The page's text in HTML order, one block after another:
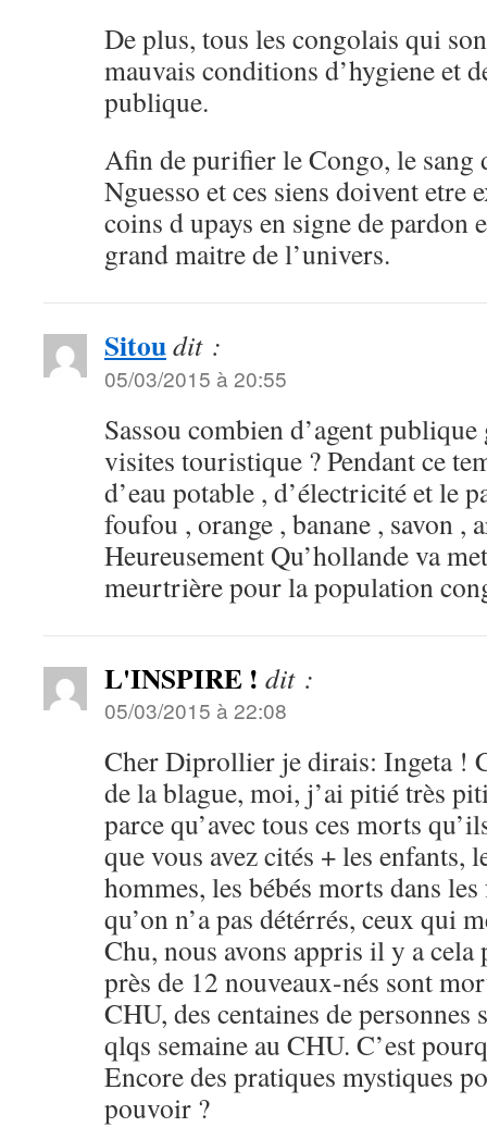
De plus, tous les congolais qui
mauvais conditions d’hygiene et
publique.
Afin de purifier le Congo, le sang
Nguesso et ces siens doivent etre
coins d upays en signe de pardon
grand maitre de l’univers.
Sitoudit :
05/03/2015 à 20:55
Sassou combien d’agent
visites touristique ? Pendant ce
d’eau potable , d’électricité et le
foufou , orange , banane , savon ,
Heureusement Qu’hollande va
meurtrière pour la population
L'INSPIRE ! dit :
05/03/2015 à 22:08
Cher Diprollier je dirais: Ingeta !
de la blague, moi, j’ai pitié très
parce qu’avec tous ces morts
que vous avez cités + les enfants,
hommes, les bébés morts dans
qu’on n’a pas détérrés, ceux qui
Chu, nous avons appris il y a cela
près de 12 nouveaux-nés sont
CHU, des centaines de personnes
qlqs semaine au CHU. C’est
Encore des pratiques mystiques
pouvoir ?